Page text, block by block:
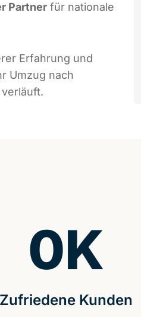
Partner für nationale
Erfahrung und
Umzug nach
Zufriedene Kunden
0K